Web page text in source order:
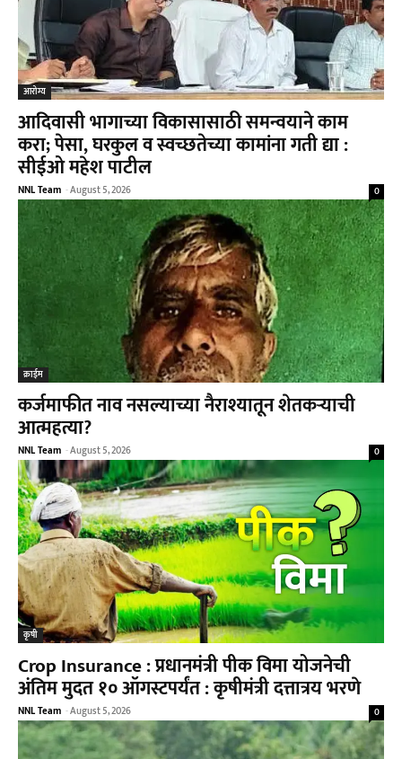
आरोग्य
आदिवासी भागाच्या विकासासाठी समन्वयाने काम
करा; पेसा, घरकुल व स्वच्छतेच्या कामांना गती द्या :
सीईओ महेश पाटील
NNL Team -August 5, 2026 0
क्राईम
कर्जमाफीत नाव नसल्याच्या नैराश्यातून शेतकऱ्याची
आत्महत्या?
NNL Team -August 5, 2026 0
कृषी
Crop Insurance : प्रधानमंत्री पीक विमा योजनेची
अंतिम मुदत १० ऑगस्टपर्यंत : कृषीमंत्री दत्तात्रय भरणे
NNL Team -August 5, 2026 0